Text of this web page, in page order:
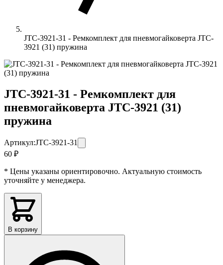
JTC-3921-31 - Ремкомплект для пневмогайковерта JTC-
3921 (31) пружина
JTC-3921-31 - Ремкомплект для
пневмогайковерта JTC-3921 (31)
пружина
Артикул:JTC-3921-31
60 ₽
* Цены указаны ориентировочно. Актуальную стоимость
уточняйте у менеджера.
В корзину